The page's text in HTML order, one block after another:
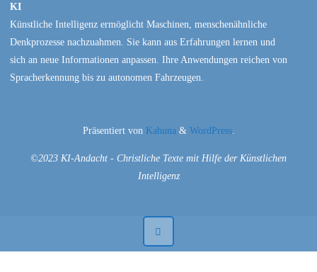
KI
Künstliche Intelligenz ermöglicht Maschinen, menschenähnliche
Denkprozesse nachzuahmen. Sie kann aus Erfahrungen lernen und
sich an neue Informationen anpassen. Ihre Anwendungen reichen von
Spracherkennung bis zu autonomen Fahrzeugen.
Präsentiert von Kahuna & WordPress.
©2023 KI-Andacht - Christliche Texte mit Hilfe der Künstlichen
Intelligenz